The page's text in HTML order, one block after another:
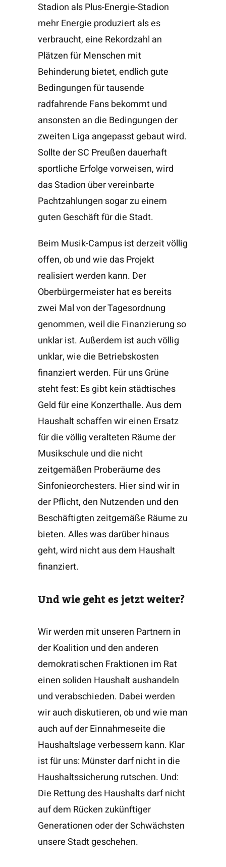
Stadion als Plus-Energie-Stadion
mehr Energie produziert als es
verbraucht, eine Rekordzahl an
Plätzen für Menschen mit
Behinderung bietet, endlich gute
Bedingungen für tausende
radfahrende Fans bekommt und
ansonsten an die Bedingungen der
zweiten Liga angepasst gebaut wird.
Sollte der SC Preußen dauerhaft
sportliche Erfolge vorweisen, wird
das Stadion über vereinbarte
Pachtzahlungen sogar zu einem
guten Geschäft für die Stadt.
Beim Musik-Campus ist derzeit völlig
offen, ob und wie das Projekt
realisiert werden kann. Der
Oberbürgermeister hat es bereits
zwei Mal von der Tagesordnung
genommen, weil die Finanzierung so
unklar ist. Außerdem ist auch völlig
unklar, wie die Betriebskosten
finanziert werden. Für uns Grüne
steht fest: Es gibt kein städtisches
Geld für eine Konzerthalle. Aus dem
Haushalt schaffen wir einen Ersatz
für die völlig veralteten Räume der
Musikschule und die nicht
zeitgemäßen Proberäume des
Sinfonieorchesters. Hier sind wir in
der Pflicht, den Nutzenden und den
Beschäftigten zeitgemäße Räume zu
bieten. Alles was darüber hinaus
geht, wird nicht aus dem Haushalt
finanziert.
Und wie geht es jetzt weiter?
Wir werden mit unseren Partnern in
der Koalition und den anderen
demokratischen Fraktionen im Rat
einen soliden Haushalt aushandeln
und verabschieden. Dabei werden
wir auch diskutieren, ob und wie man
auch auf der Einnahmeseite die
Haushaltslage verbessern kann. Klar
ist für uns: Münster darf nicht in die
Haushaltssicherung rutschen. Und:
Die Rettung des Haushalts darf nicht
auf dem Rücken zukünftiger
Generationen oder der Schwächsten
unsere Stadt geschehen.